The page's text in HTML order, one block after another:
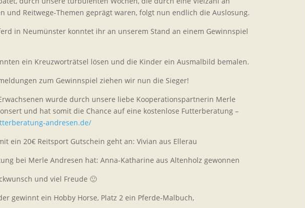
und Reitwege-Themen geprägt waren, folgt nun endlich die Auslosung.
in Neumünster konntet ihr an unserem Stand an einem Gewinnspiel
ein Kreuzworträtsel lösen und die Kinder ein Ausmalbild bemalen.
zum Gewinnspiel ziehen wir nun die Sieger!
wurde durch unsere liebe Kooperationspartnerin Merle
und hat somit die Chance auf eine kostenlose Futterberatung –
andresen.de/
ein 20€ Reitsport Gutschein geht an: Vivian aus Ellerau
bei Merle Andresen hat: Anna-Katharine aus Altenholz gewonnen
und viel Freude 🙂
gewinnt ein Hobby Horse, Platz 2 ein Pferde-Malbuch,